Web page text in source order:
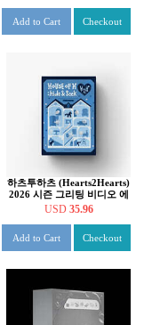
Add to Cart Checkout
하츠투하츠 (Hearts2Hearts)
2026 시즌 그리팅 비디오 에
디션
USD 35.96
Add to Cart Checkout